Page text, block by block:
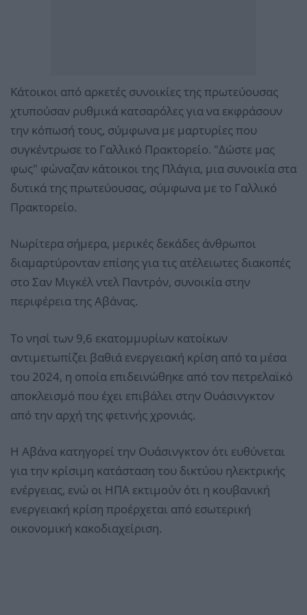
Κάτοικοι από αρκετές συνοικίες της πρωτεύουσας
χτυπούσαν ρυθμικά κατσαρόλες για να εκφράσουν
την κόπωσή τους, σύμφωνα με μαρτυρίες που
συγκέντρωσε το Γαλλικό Πρακτορείο. "Δώστε μας
φως" φώναζαν κάτοικοι της Πλάγια, μια συνοικία στα
δυτικά της πρωτεύουσας, σύμφωνα με το Γαλλικό
Πρακτορείο.
Νωρίτερα σήμερα, μερικές δεκάδες άνθρωποι
διαμαρτύρονταν επίσης για τις ατέλειωτες διακοπές
στο Σαν Μιγκέλ ντελ Παντρόν, συνοικία στην
περιφέρεια της Αβάνας.
Το νησί των 9,6 εκατομμυρίων κατοίκων
αντιμετωπίζει βαθιά ενεργειακή κρίση από τα μέσα
του 2024, η οποία επιδεινώθηκε από τον πετρελαϊκό
αποκλεισμό που έχει επιβάλει στην Ουάσινγκτον
από την αρχή της φετινής χρονιάς.
Η Αβάνα κατηγορεί την Ουάσινγκτον ότι ευθύνεται
για την κρίσιμη κατάσταση του δικτύου ηλεκτρικής
ενέργειας, ενώ οι ΗΠΑ εκτιμούν ότι η κουβανική
ενεργειακή κρίση προέρχεται από εσωτερική
οικονομική κακοδιαχείριση.